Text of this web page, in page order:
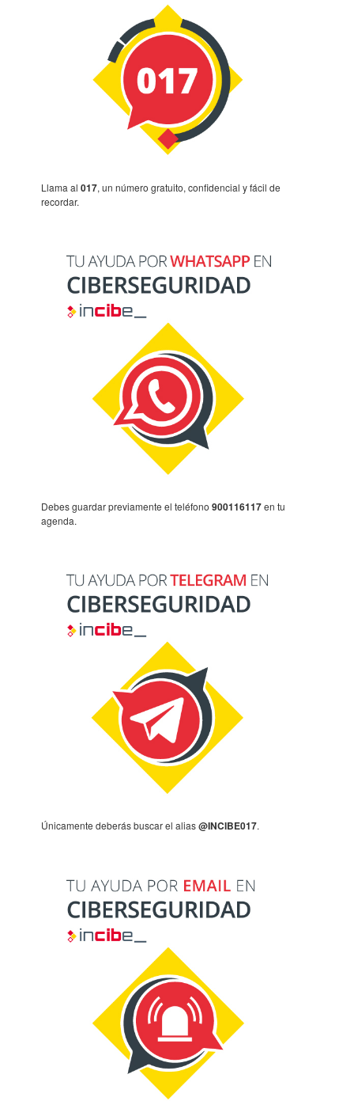
Llama al017, un número gratuito, confi­den­cial y fácil de
recor­dar.
Debes guar­dar previ­a­mente el telé­fono900116117en tu
agenda.
Única­mente deberás buscar el alias@INCI­BE017.